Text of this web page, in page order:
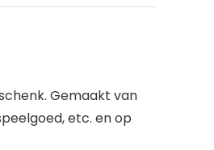
Gemaakt van
etc. en op